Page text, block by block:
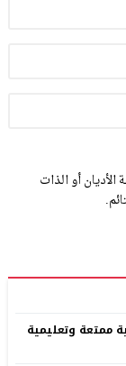
أو الذات
ممتعة وتعليمية